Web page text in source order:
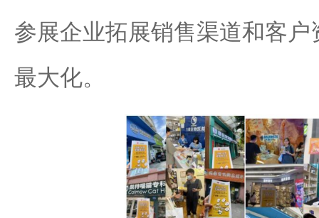
参展企业拓展销售渠道和客
最大化。